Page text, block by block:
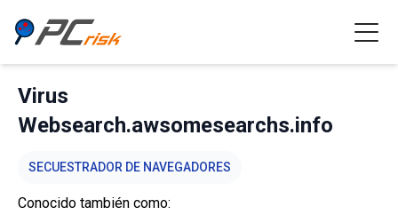
Virus
Websearch.awsomesearchs.info
SECUESTRADOR DE NAVEGADORES
Conocido también como: